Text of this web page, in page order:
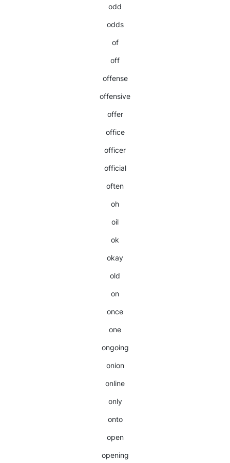
odd
odds
of
off
offense
offensive
offer
office
officer
official
often
oh
oil
ok
okay
old
on
once
one
ongoing
onion
online
only
onto
open
opening